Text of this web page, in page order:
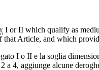
I or II which qualify as
Article, and which
I o II e la soglia
4, aggiunge alcune